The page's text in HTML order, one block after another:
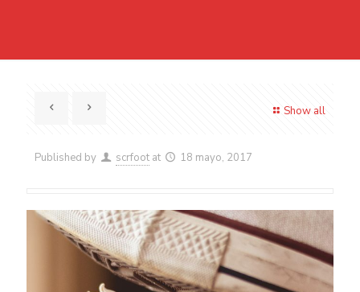
Show all
Published by scrfoot at 18 mayo, 2017